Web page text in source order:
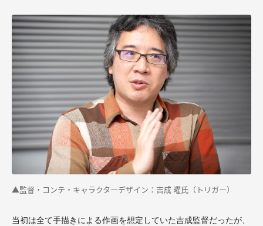
▲監督・コンテ・キャラクターデザイン：吉成 曜氏（トリガー）
当初は全て手描きによる作画を想定していた吉成監督だったが、